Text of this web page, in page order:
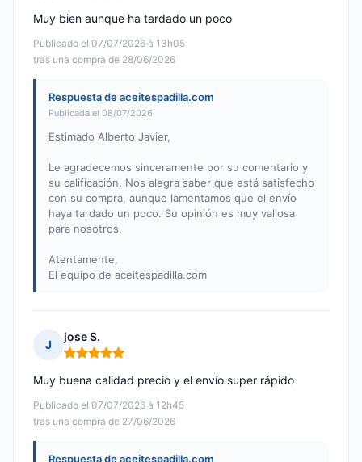
Publicado el 07/07/2026 à 13h05
tras una compra de 28/06/2026
Muy bien aunque ha tardado un poco
Respuesta de aceitespadilla.com
Publicada el 08/07/2026
Estimado Alberto Javier,
Le agradecemos sinceramente por su comentario y
su calificación. Nos alegra saber que está satisfecho
con su compra, aunque lamentamos que el envío
haya tardado un poco. Su opinión es muy valiosa
para nosotros.
Atentamente,
El equipo de aceitespadilla.com
J
jose S.
Nota: 5 de 5
Publicado el 07/07/2026 à 12h45
tras una compra de 27/06/2026
Muy buena calidad precio y el envío super rápido
Respuesta de aceitespadilla.com